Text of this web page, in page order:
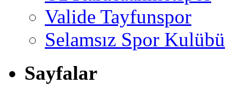
Valide Tayfunspor
Selamsız Spor Kulübü
Sayfalar